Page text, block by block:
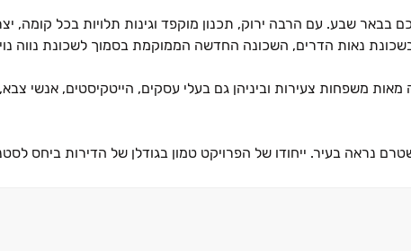
שבע. עם הרבה ירוק, תכנון מוקפד וגינות תלויות בכל קומה,
נאות הדרים, השכונה החדשה הממוקמת בסמוך לשכונת נווה
משפחות צעירות וביניהן גם בעלי עסקים, הייטקיסטים, אנשי צבא,
נראה בעיר. ייחודו של הפרויקט טמון בגודלן של הדירות ביחס
"טיטו אומן אדריכלים", בדגש על פונקציונאליות וניצול מרבי של